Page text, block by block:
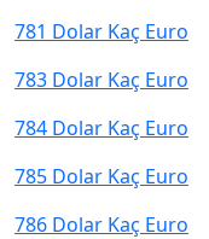
781 Dolar Kaç Euro
783 Dolar Kaç Euro
784 Dolar Kaç Euro
785 Dolar Kaç Euro
786 Dolar Kaç Euro